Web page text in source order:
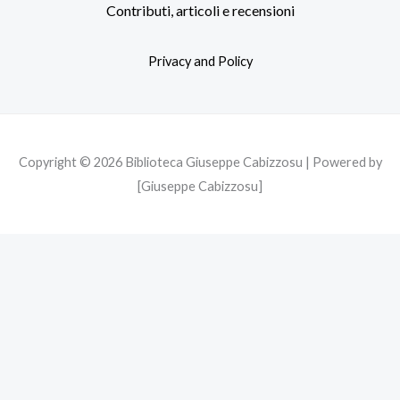
k
a
Contributi, articoli e recensioni
Privacy and Policy
Copyright © 2026 Biblioteca Giuseppe Cabizzosu | Powered by
[Giuseppe Cabizzosu]